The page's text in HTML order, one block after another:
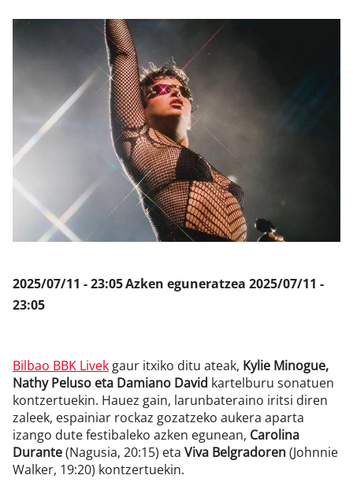
2025/07/11 - 23:05Azken eguneratzea 2025/07/11 -
23:05
Bilbao BBK Livek gaur itxiko ditu ateak, Kylie Minogue,
Nathy Peluso eta Damiano David kartelburu sonatuen
kontzertuekin. Hauez gain, larunbateraino iritsi diren
zaleek, espainiar rockaz gozatzeko aukera aparta
izango dute festibaleko azken egunean, Carolina
Durante(Nagusia, 20:15) eta Viva Belgradoren(Johnnie
Walker, 19:20) kontzertuekin.